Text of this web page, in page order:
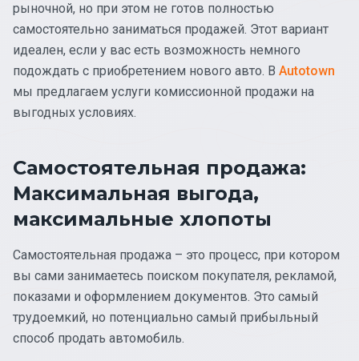
рыночной, но при этом не готов полностью
самостоятельно заниматься продажей. Этот вариант
идеален, если у вас есть возможность немного
подождать с приобретением нового авто. В Autotown
мы предлагаем услуги комиссионной продажи на
выгодных условиях.
Самостоятельная продажа:
Максимальная выгода,
максимальные хлопоты
Самостоятельная продажа – это процесс, при котором
вы сами занимаетесь поиском покупателя, рекламой,
показами и оформлением документов. Это самый
трудоемкий, но потенциально самый прибыльный
способ продать автомобиль.